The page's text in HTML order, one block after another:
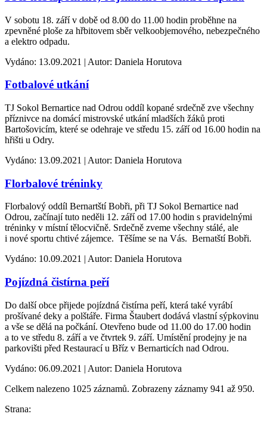
V sobotu 18. září v době od 8.00 do 11.00 hodin proběhne na
zpevněné ploše za hřbitovem sběr velkoobjemového, nebezpečného
a elektro odpadu.
Vydáno: 13.09.2021 | Autor: Daniela Horutova
Fotbalové utkání
TJ Sokol Bernartice nad Odrou oddíl kopané srdečně zve všechny
příznivce na domácí mistrovské utkání mladších žáků proti
Bartošovicím, které se odehraje ve středu 15. září od 16.00 hodin na
hřišti u Odry.
Vydáno: 13.09.2021 | Autor: Daniela Horutova
Florbalové tréninky
Florbalový oddíl Bernartští Bobři, při TJ Sokol Bernartice nad
Odrou, začínají tuto neděli 12. září od 17.00 hodin s pravidelnými
tréninky v místní tělocvičně. Srdečně zveme všechny stálé, ale
i nové sportu chtivé zájemce. Těšíme se na Vás. Bernatští Bobři.
Vydáno: 10.09.2021 | Autor: Daniela Horutova
Pojízdná čistírna peří
Do další obce přijede pojízdná čistírna peří, která také vyrábí
prošívané deky a polštáře. Firma Štaubert dodává vlastní sýpkovinu
a vše se dělá na počkání. Otevřeno bude od 11.00 do 17.00 hodin
a to ve středu 8. září a ve čtvrtek 9. září. Umístění prodejny je na
parkovišti před Restaurací u Bříz v Bernarticích nad Odrou.
Vydáno: 06.09.2021 | Autor: Daniela Horutova
Celkem nalezeno 1025 záznamů. Zobrazeny záznamy 941 až 950.
Strana: